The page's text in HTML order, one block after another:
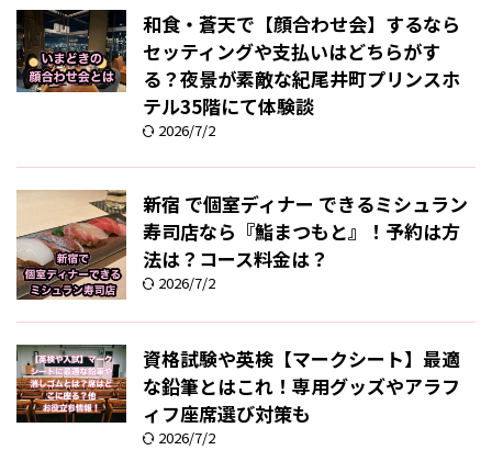
和食・蒼天で【顔合わせ会】するなら
セッティングや支払いはどちらがす
る？夜景が素敵な紀尾井町プリンスホ
テル35階にて体験談
2026/7/2
新宿 で個室ディナー できるミシュラン
寿司店なら『鮨まつもと』！予約は方
法は？コース料金は？
2026/7/2
資格試験や英検【マークシート】最適
な鉛筆とはこれ！専用グッズやアラフ
ィフ座席選び対策も
2026/7/2